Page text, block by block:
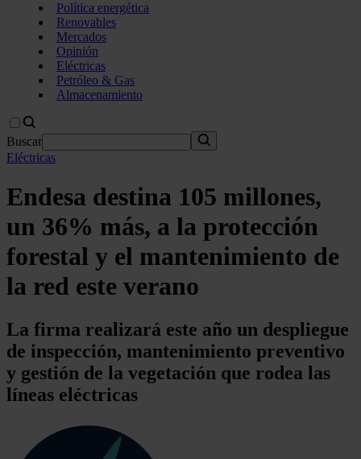
Política energética
Renovables
Mercados
Opinión
Eléctricas
Petróleo & Gas
Almacenamiento
Buscar
Eléctricas
Endesa destina 105 millones,
un 36% más, a la protección
forestal y el mantenimiento de
la red este verano
La firma realizará este año un despliegue
de inspección, mantenimiento preventivo
y gestión de la vegetación que rodea las
líneas eléctricas